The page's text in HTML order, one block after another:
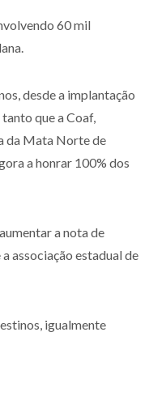
60 mil
desde a implantação
que a Coaf,
da Mata Norte de
a honrar 100% dos
a nota de
associação estadual de
igualmente